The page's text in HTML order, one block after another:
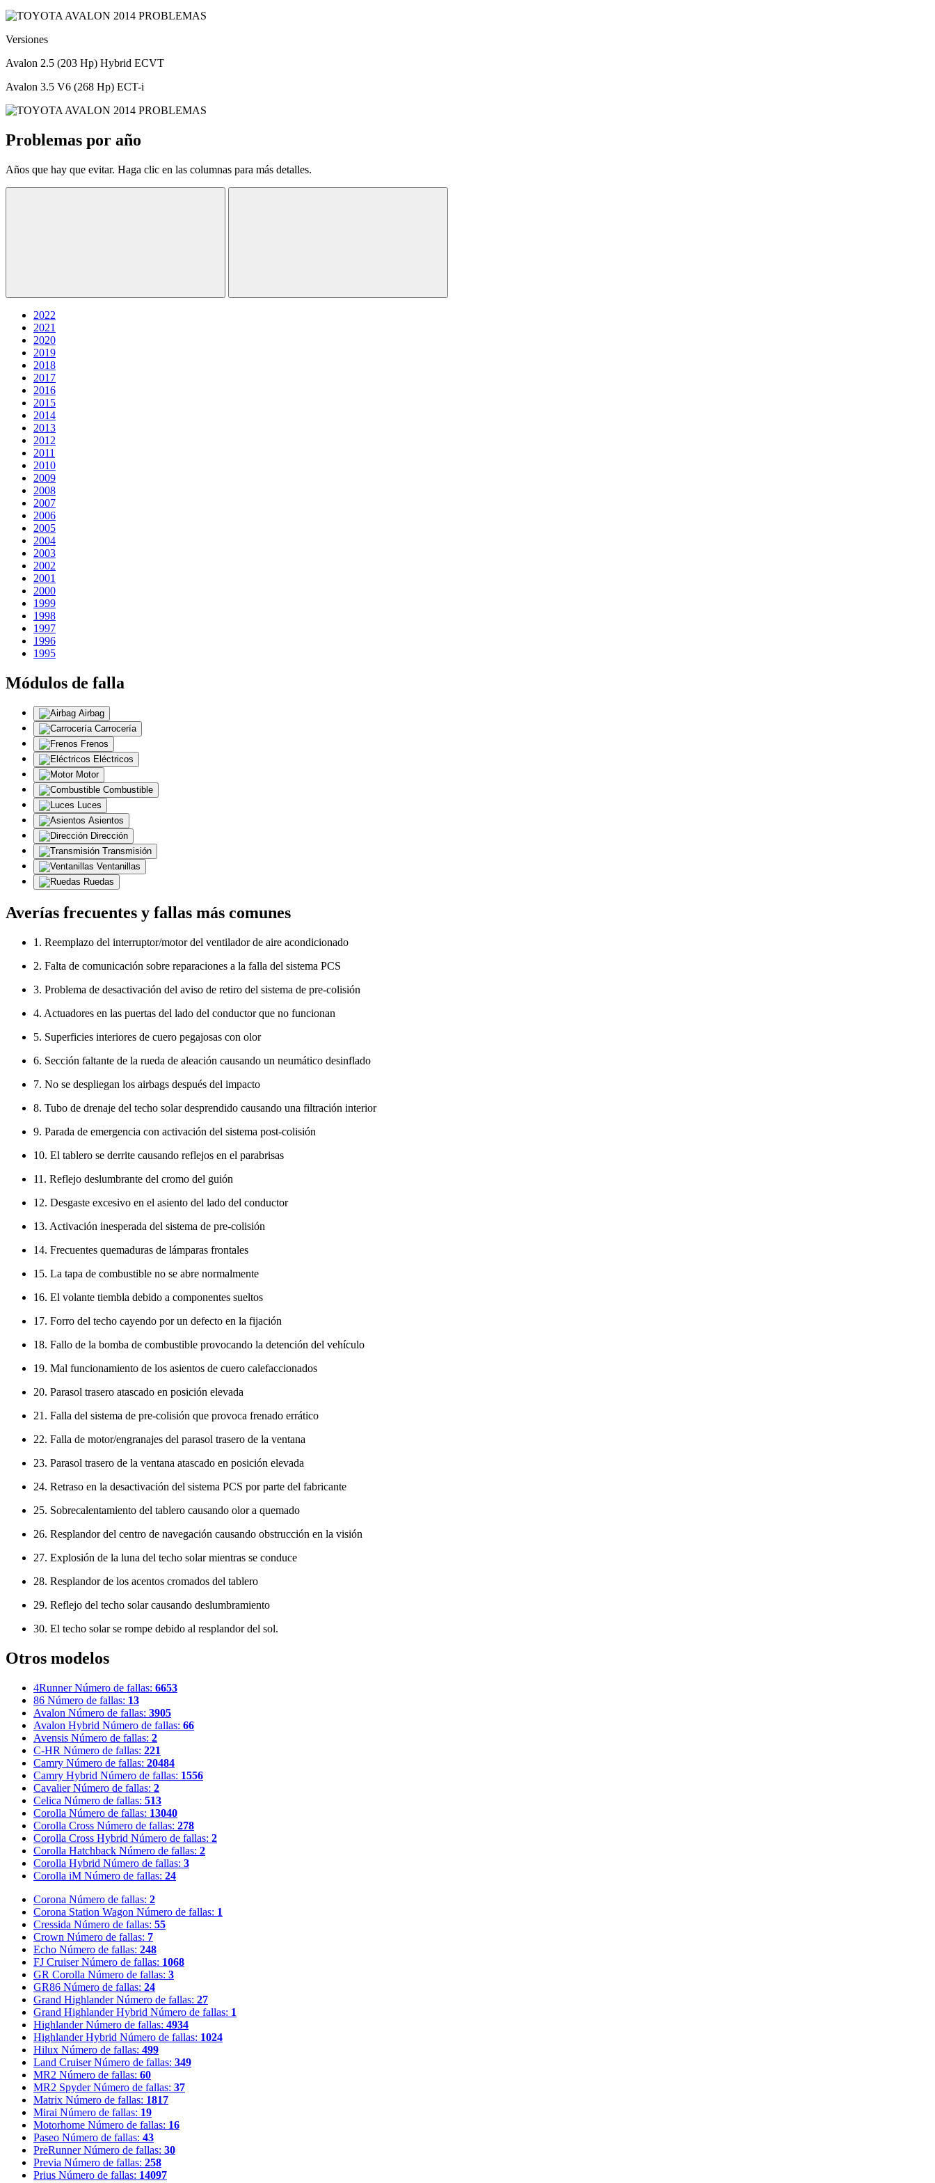
Versiones
Avalon 2.5 (203 Hp) Hybrid ECVT
Avalon 3.5 V6 (268 Hp) ECT-i
Problemas por año
Años que hay que evitar. Haga clic en las columnas para más detalles.
2022
2021
2020
2019
2018
2017
2016
2015
2014
2013
2012
2011
2010
2009
2008
2007
2006
2005
2004
2003
2002
2001
2000
1999
1998
1997
1996
1995
Módulos de falla
Airbag
Carrocería
Frenos
Eléctricos
Motor
Combustible
Luces
Asientos
Dirección
Transmisión
Ventanillas
Ruedas
Averías frecuentes y fallas más comunes
1. Reemplazo del interruptor/motor del ventilador de aire acondicionado
2. Falta de comunicación sobre reparaciones a la falla del sistema PCS
3. Problema de desactivación del aviso de retiro del sistema de pre-colisión
4. Actuadores en las puertas del lado del conductor que no funcionan
5. Superficies interiores de cuero pegajosas con olor
6. Sección faltante de la rueda de aleación causando un neumático desinflado
7. No se despliegan los airbags después del impacto
8. Tubo de drenaje del techo solar desprendido causando una filtración interior
9. Parada de emergencia con activación del sistema post-colisión
10. El tablero se derrite causando reflejos en el parabrisas
11. Reflejo deslumbrante del cromo del guión
12. Desgaste excesivo en el asiento del lado del conductor
13. Activación inesperada del sistema de pre-colisión
14. Frecuentes quemaduras de lámparas frontales
15. La tapa de combustible no se abre normalmente
16. El volante tiembla debido a componentes sueltos
17. Forro del techo cayendo por un defecto en la fijación
18. Fallo de la bomba de combustible provocando la detención del vehículo
19. Mal funcionamiento de los asientos de cuero calefaccionados
20. Parasol trasero atascado en posición elevada
21. Falla del sistema de pre-colisión que provoca frenado errático
22. Falla de motor/engranajes del parasol trasero de la ventana
23. Parasol trasero de la ventana atascado en posición elevada
24. Retraso en la desactivación del sistema PCS por parte del fabricante
25. Sobrecalentamiento del tablero causando olor a quemado
26. Resplandor del centro de navegación causando obstrucción en la visión
27. Explosión de la luna del techo solar mientras se conduce
28. Resplandor de los acentos cromados del tablero
29. Reflejo del techo solar causando deslumbramiento
30. El techo solar se rompe debido al resplandor del sol.
Otros modelos
4Runner Número de fallas: 6653
86 Número de fallas: 13
Avalon Número de fallas: 3905
Avalon Hybrid Número de fallas: 66
Avensis Número de fallas: 2
C-HR Número de fallas: 221
Camry Número de fallas: 20484
Camry Hybrid Número de fallas: 1556
Cavalier Número de fallas: 2
Celica Número de fallas: 513
Corolla Número de fallas: 13040
Corolla Cross Número de fallas: 278
Corolla Cross Hybrid Número de fallas: 2
Corolla Hatchback Número de fallas: 2
Corolla Hybrid Número de fallas: 3
Corolla iM Número de fallas: 24
Corona Número de fallas: 2
Corona Station Wagon Número de fallas: 1
Cressida Número de fallas: 55
Crown Número de fallas: 7
Echo Número de fallas: 248
FJ Cruiser Número de fallas: 1068
GR Corolla Número de fallas: 3
GR86 Número de fallas: 24
Grand Highlander Número de fallas: 27
Grand Highlander Hybrid Número de fallas: 1
Highlander Número de fallas: 4934
Highlander Hybrid Número de fallas: 1024
Hilux Número de fallas: 499
Land Cruiser Número de fallas: 349
MR2 Número de fallas: 60
MR2 Spyder Número de fallas: 37
Matrix Número de fallas: 1817
Mirai Número de fallas: 19
Motorhome Número de fallas: 16
Paseo Número de fallas: 43
PreRunner Número de fallas: 30
Previa Número de fallas: 258
Prius Número de fallas: 14097